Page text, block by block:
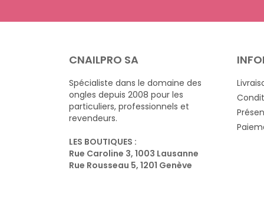
CNAILPRO SA
Spécialiste dans le domaine des
ongles depuis 2008 pour les
particuliers, professionnels et
revendeurs.
LES BOUTIQUES :
Rue Caroline 3, 1003 Lausanne
Rue Rousseau 5, 1201 Genève